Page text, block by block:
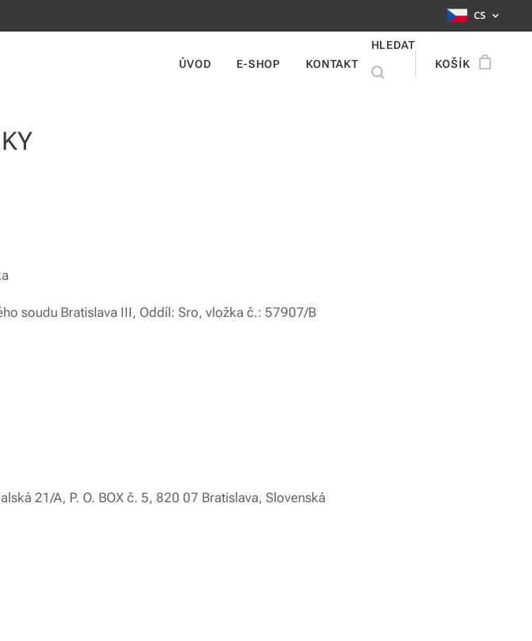
CS
ÚVOD E-SHOP KONTAKT
HLEDAT
KOŠÍK
soudu Bratislava III, Oddíl: Sro, vložka č.: 57907/B
21/A, P. O. BOX č. 5, 820 07 Bratislava, Slovenská